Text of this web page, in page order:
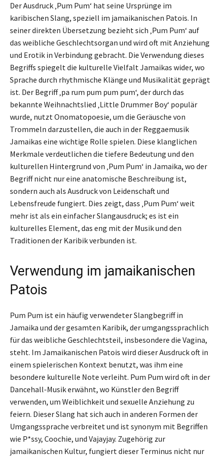
Der Ausdruck ‚Pum Pum‘ hat seine Ursprünge im
karibischen Slang, speziell im jamaikanischen Patois. In
seiner direkten Übersetzung bezieht sich ‚Pum Pum‘ auf
das weibliche Geschlechtsorgan und wird oft mit Anziehung
und Erotik in Verbindung gebracht. Die Verwendung dieses
Begriffs spiegelt die kulturelle Vielfalt Jamaikas wider, wo
Sprache durch rhythmische Klänge und Musikalität geprägt
ist. Der Begriff ‚pa rum pum pum pum‘, der durch das
bekannte Weihnachtslied ‚Little Drummer Boy‘ populär
wurde, nutzt Onomatopoesie, um die Geräusche von
Trommeln darzustellen, die auch in der Reggaemusik
Jamaikas eine wichtige Rolle spielen. Diese klanglichen
Merkmale verdeutlichen die tiefere Bedeutung und den
kulturellen Hintergrund von ‚Pum Pum‘ in Jamaika, wo der
Begriff nicht nur eine anatomische Beschreibung ist,
sondern auch als Ausdruck von Leidenschaft und
Lebensfreude fungiert. Dies zeigt, dass ‚Pum Pum‘ weit
mehr ist als ein einfacher Slangausdruck; es ist ein
kulturelles Element, das eng mit der Musik und den
Traditionen der Karibik verbunden ist.
Verwendung im jamaikanischen
Patois
Pum Pum ist ein häufig verwendeter Slangbegriff in
Jamaika und der gesamten Karibik, der umgangssprachlich
für das weibliche Geschlechtsteil, insbesondere die Vagina,
steht. Im Jamaikanischen Patois wird dieser Ausdruck oft in
einem spielerischen Kontext benutzt, was ihm eine
besondere kulturelle Note verleiht. Pum Pum wird oft in der
Dancehall-Musik erwähnt, wo Künstler den Begriff
verwenden, um Weiblichkeit und sexuelle Anziehung zu
feiern. Dieser Slang hat sich auch in anderen Formen der
Umgangssprache verbreitet und ist synonym mit Begriffen
wie P*ssy, Coochie, und Vajayjay. Zugehörig zur
jamaikanischen Kultur, fungiert dieser Terminus nicht nur